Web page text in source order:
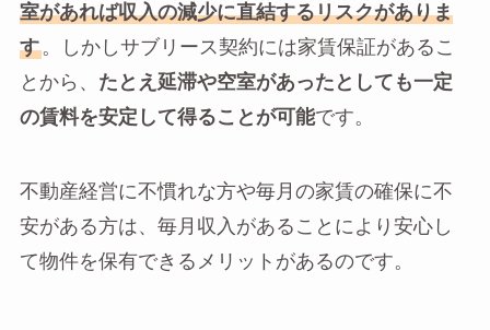
室があれば収入の減少に直結するリスクがありま
す。しかしサブリース契約には家賃保証があるこ
とから、 たとえ延滞や空室があったとしても一定
の賃料を安定して得ることが可能です。
不動産経営に不慣れな方や毎月の家賃の確保に不
安がある方は、毎月収入があることにより安心し
て物件を保有できるメリットがあるのです。